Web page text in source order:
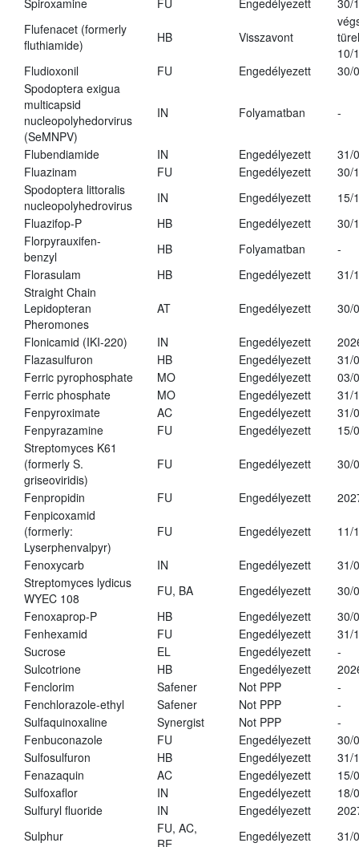
Spiroxamine FU Engedélyezett
30/
Flufenacet (formerly
fluthiamide)
HB Visszavont
10/
Fludioxonil
FU Engedélyezett
30/
Spodoptera exigua
multicapsid
nucleopolyhedorvirus
(SeMNPV)
IN Folyamatban -
Flubendiamide IN Engedélyezett
31/
Fluazinam
FU Engedélyezett
30/
Spodoptera littoralis
nucleopolyhedrovirus
IN Engedélyezett
15/
Fluazifop-P
HB Engedélyezett
30/
Florpyrauxifen-
benzyl
HB Folyamatban
-
Florasulam
HB Engedélyezett
31/
Straight Chain
Lepidopteran
Pheromones
AT Engedélyezett 30/
Flonicamid (IKI-220) IN Engedélyezett
Flazasulfuron
HB Engedélyezett
31/
Ferric pyrophosphate
MO Engedélyezett
03/
Ferric phosphate
MO Engedélyezett
31/
Fenpyroximate
AC Engedélyezett
31/
Fenpyrazamine
FU Engedélyezett
15/
Streptomyces K61
(formerly S.
griseoviridis)
FU Engedélyezett 30/
Fenpropidin FU Engedélyezett
Fenpicoxamid
(formerly:
Lyserphenvalpyr)
FU Engedélyezett 11/
Fenoxycarb IN Engedélyezett
31/
Streptomyces lydicus
WYEC 108
FU, BA Engedélyezett
30/
Fenoxaprop-P
HB Engedélyezett
30/
Fenhexamid
FU Engedélyezett
31/
Sucrose
EL Engedélyezett
-
Sulcotrione
HB Engedélyezett
Fenclorim
Safener Not PPP
-
Fenchlorazole-ethyl
Safener Not PPP
-
Sulfaquinoxaline
Synergist Not PPP
-
Fenbuconazole
FU Engedélyezett
30/
Sulfosulfuron
HB Engedélyezett
31/
Fenazaquin
AC Engedélyezett
15/
Sulfoxaflor
IN Engedélyezett
18/
Sulfuryl fluoride
IN Engedélyezett
Sulphur
FU, AC,
Engedélyezett
31/